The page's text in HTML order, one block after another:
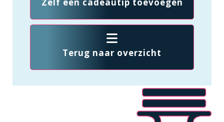
Terug naar overzicht